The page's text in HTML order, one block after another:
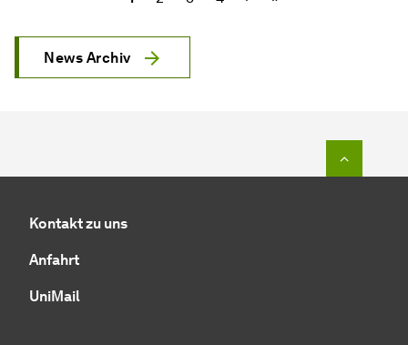
News Archiv
Kontakt zu uns
Anfahrt
UniMail